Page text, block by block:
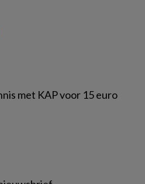
met KAP voor 15 euro